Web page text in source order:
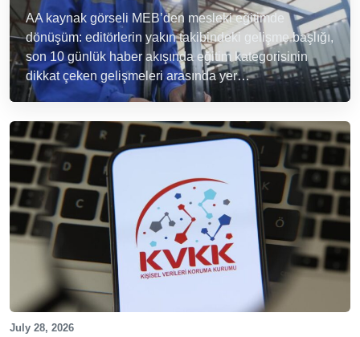
AA kaynak görseli MEB’den mesleki eğitimde
dönüşüm: editörlerin yakın takibindeki gelişme başlığı,
son 10 günlük haber akışında eğitim kategorisinin
dikkat çeken gelişmeleri arasında yer…
July 28, 2026